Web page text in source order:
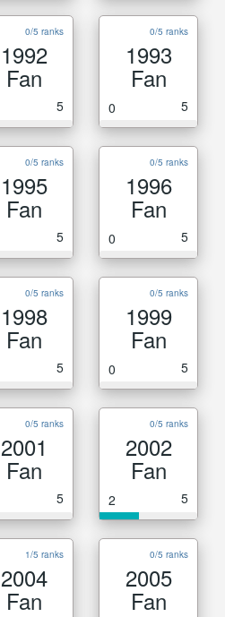
0/5 ranks
1992
Fan
5
0/5 ranks
1993
Fan
0 5
0/5 ranks
1995
Fan
5
0/5 ranks
1996
Fan
0 5
0/5 ranks
1998
Fan
5
0/5 ranks
1999
Fan
0 5
0/5 ranks
2001
Fan
5
0/5 ranks
2002
Fan
2 5
1/5 ranks
2004
Fan
0/5 ranks
2005
Fan